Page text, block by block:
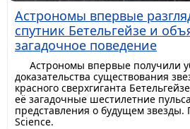
Астрономы впервые
спутник Бетельгейзе и
загадочное поведение
Астрономы впервые получили
доказательства существования
красного сверхгиганта
её загадочные шестилетние
представления о будущем звезды.
Science.